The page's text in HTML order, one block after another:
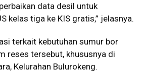
data desil untuk
kelas tiga ke KIS gratis,” jelasnya.
terkait kebutuhan sumur bor
reses tersebut, khususnya di
Kelurahan Bulurokeng.